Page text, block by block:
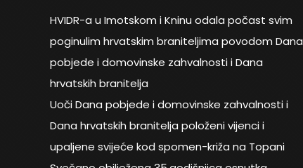
HVIDR-a u Imotskom i Kninu odala počast svim
poginulim hrvatskim braniteljima povodom Dana
pobjede i domovinske zahvalnosti i Dana
hrvatskih branitelja
Uoči Dana pobjede i domovinske zahvalnosti i
Dana hrvatskih branitelja položeni vijenci i
upaljene svijeće kod spomen-križa na Topani